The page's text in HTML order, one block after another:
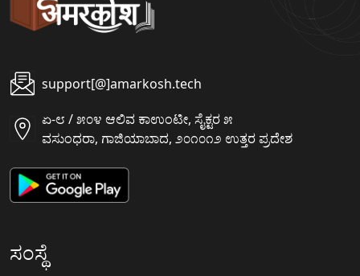
support[@]amarkosh.tech
ಏ-೮ / ೫೦೪ ಆಲಿವ ಕಾಉಂಟೀ, ಸೈಕ್ಟರ ೫
ವಸುಂಧರಾ, ಗಾಜಿಯಾಬಾದ, ೨೦೧೦೧೨ ಉತ್ತರ ಪ್ರದೇಶ
ಸಂಸ್ಥೆ